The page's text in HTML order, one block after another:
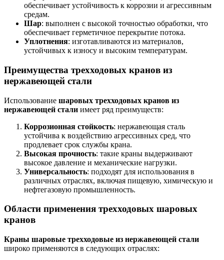
обеспечивает устойчивость к коррозии и агрессивным
средам.
Шар: выполнен с высокой точностью обработки, что
обеспечивает герметичное перекрытие потока.
Уплотнения: изготавливаются из материалов,
устойчивых к износу и высоким температурам.
Преимущества трехходовых кранов из
нержавеющей стали
Использование шаровых трехходовых кранов из
нержавеющей стали имеет ряд преимуществ:
Коррозионная стойкость: нержавеющая сталь
устойчива к воздействию агрессивных сред, что
продлевает срок службы крана.
Высокая прочность: такие краны выдерживают
высокое давление и механические нагрузки.
Универсальность: подходят для использования в
различных отраслях, включая пищевую, химическую и
нефтегазовую промышленность.
Области применения трехходовых шаровых
кранов
Краны шаровые трехходовые из нержавеющей стали
широко применяются в следующих отраслях: